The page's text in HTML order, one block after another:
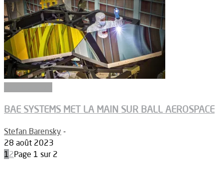
BAE SYSTEMS MET LA MAIN SUR BALL AEROSPACE
Stefan Barensky -
28 août 2023
12Page 1 sur 2